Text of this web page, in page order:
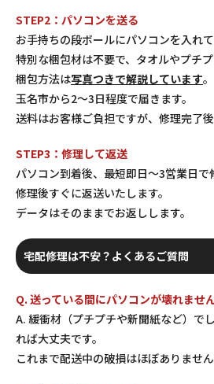
STEP2：パソコンを送る
お手持ちの段ボールにパソコンを入れて
特別な梱包材は不要で、タオルやプチプ
梱包方法は写真つきで解説しています。
玉名市から2〜3日程度で届きます。
送料はお客様ご負担ですが、修理完了
STEP3：修理して返送
パソコン到着後、最短即日〜3営業日で
修理後すぐに返送いたします。
データはそのままでお返しします。
宅配修理は不安？よくあるご質問
Q. 送っている間にパソコンが壊れませ
A. 緩衝材（プチプチや新聞紙など）で
れば大丈夫です。
これまで配送中の破損はほぼありません